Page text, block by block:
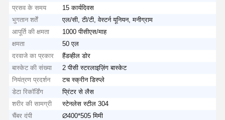
प्रसव के समय
15 कार्यदिवस
भुगतान शर्तें
एल/सी, टी/टी, वेस्टर्न यूनियन, मनीग्राम
आपूर्ति की क्षमता
1000 पीसीएस/माह
क्षमता
50 एल
दरवाजे का प्रकार
हैंडव्हील डोर
बास्केट की संख्या
2 पीसी स्टरलाइज़िंग बास्केट
नियंत्रण प्रदर्शन
टच स्क्रीन डिस्प्ले
डेटा रिकॉर्डिंग
प्रिंटर से लैस
शरीर की सामग्री
स्टेनलेस स्टील 304
चैंबर दंपी
∅400*505 मिमी